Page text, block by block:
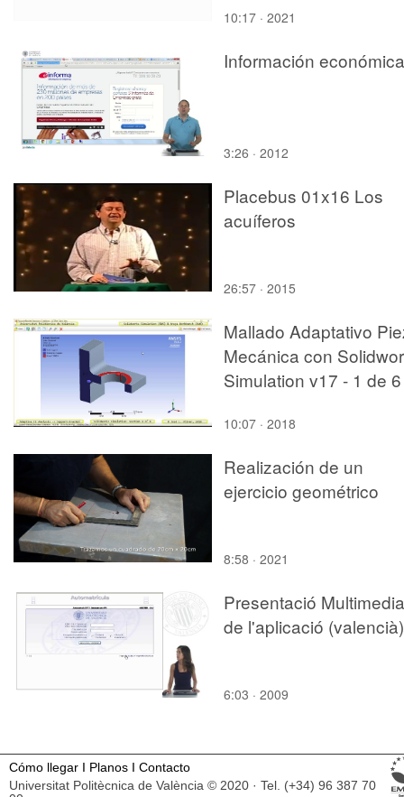
10:17 · 2021
Información económica
3:26 · 2012
Placebus 01x16 Los
acuíferos
26:57 · 2015
Mallado Adaptativo
Mecánica con
Simulation v17 - 1 de 6
10:07 · 2018
Realización de un
ejercicio geométrico
8:58 · 2021
Presentació Multimedia
de l'aplicació (valencià)
6:03 · 2009
Cómo llegar I Planos I Contacto
Universitat Politècnica de València © 2020 · Tel. (+34) 96 387 70